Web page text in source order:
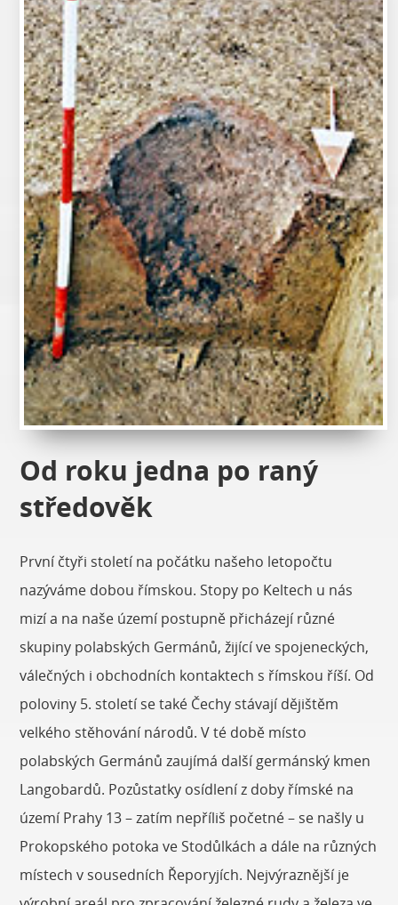
Od roku jedna po raný
středověk
První čtyři století na počátku našeho letopočtu
nazýváme dobou římskou. Stopy po Keltech u nás
mizí a na naše území postupně přicházejí různé
skupiny polabských Germánů, žijící ve spojeneckých,
válečných i obchodních kontaktech s římskou říší. Od
poloviny 5. století se také Čechy stávají dějištěm
velkého stěhování národů. V té době místo
polabských Germánů zaujímá další germánský kmen
Langobardů. Pozůstatky osídlení z doby římské na
území Prahy 13 – zatím nepříliš početné – se našly u
Prokopského potoka ve Stodůlkách a dále na různých
místech v sousedních Řeporyjích. Nejvýraznější je